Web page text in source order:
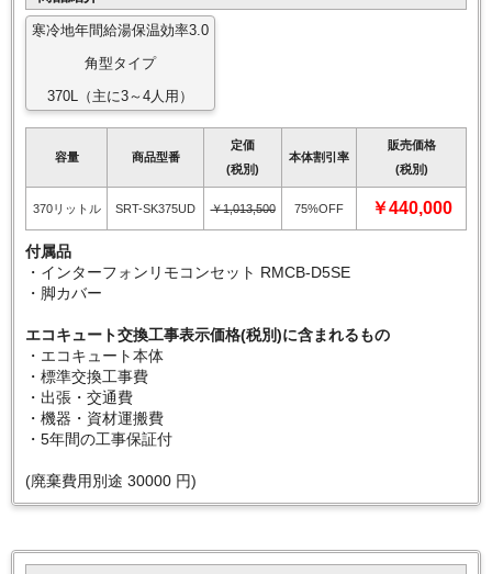
寒冷地年間給湯保温効率3.0
角型タイプ
370L（主に3～4人用）
容量 商品型番
定価
(税別)
本体割引率
販売価格
(税別)
370リットル SRT-SK375UD ￥1,013,500 75%OFF ￥440,000
付属品
・インターフォンリモコンセット RMCB-D5SE
・脚カバー
エコキュート交換工事表示価格(税別)に含まれるもの
・エコキュート本体
・標準交換工事費
・出張・交通費
・機器・資材運搬費
・5年間の工事保証付
(廃棄費用別途 30000 円)